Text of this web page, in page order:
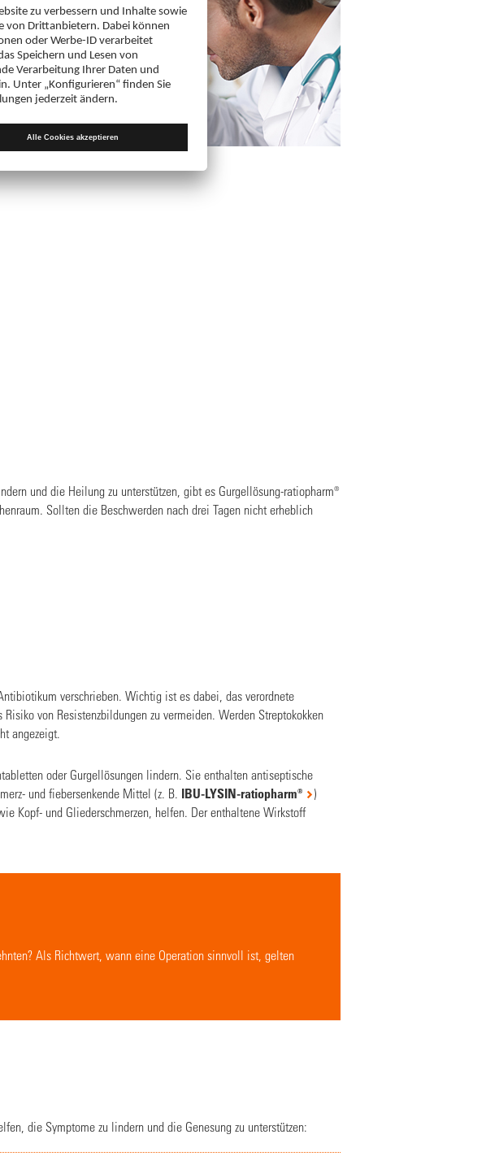
und die Heilung zu unterstützen, gibt es Gurgellösung-ratiopharm®
Sollten die Beschwerden nach drei Tagen nicht erheblich
verschrieben. Wichtig ist es dabei, das verordnete
von Resistenzbildungen zu vermeiden. Werden Streptokokken
angezeigt.
oder Gurgellösungen lindern. Sie enthalten antiseptische
und fiebersenkende Mittel (z. B. IBU-LYSIN-ratiopharm®
)
Kopf- und Gliederschmerzen, helfen. Der enthaltene Wirkstoff
Als Richtwert, wann eine Operation sinnvoll ist, gelten
die Symptome zu lindern und die Genesung zu unterstützen: